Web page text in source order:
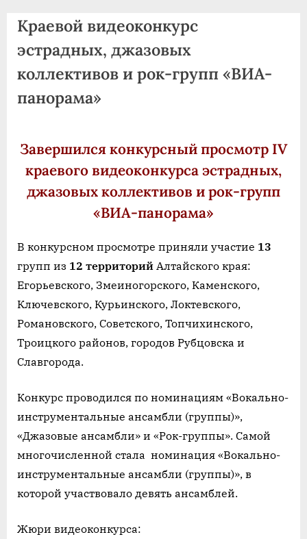
тел./
+7
(3852)
63
Краевой видеоконкурс
эстрадных, джазовых
коллективов и рок-групп «ВИА-
панорама»
Завершился конкурсный просмотр IV
краевого видеоконкурса эстрадных,
джазовых коллективов и рок-групп
«ВИА-панорама»
В конкурсном просмотре приняли участие 13
групп из 12 территорий Алтайского края:
Егорьевского, Змеиногорского, Каменского,
Ключевского, Курьинского, Локтевского,
Романовского, Советского, Топчихинского,
Троицкого районов, городов Рубцовска и
Славгорода.
Конкурс проводился по номинациям «Вокально-
инструментальные ансамбли (группы)»,
«Джазовые ансамбли» и «Рок-группы». Самой
многочисленной стала номинация «Вокально-
инструментальные ансамбли (группы)», в
которой участвовало девять ансамблей.
Жюри видеоконкурса: